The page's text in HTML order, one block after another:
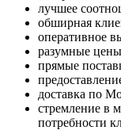
лучшее
обширная
оперативное
разумные
прямые
доставка по
стремление в
потребности